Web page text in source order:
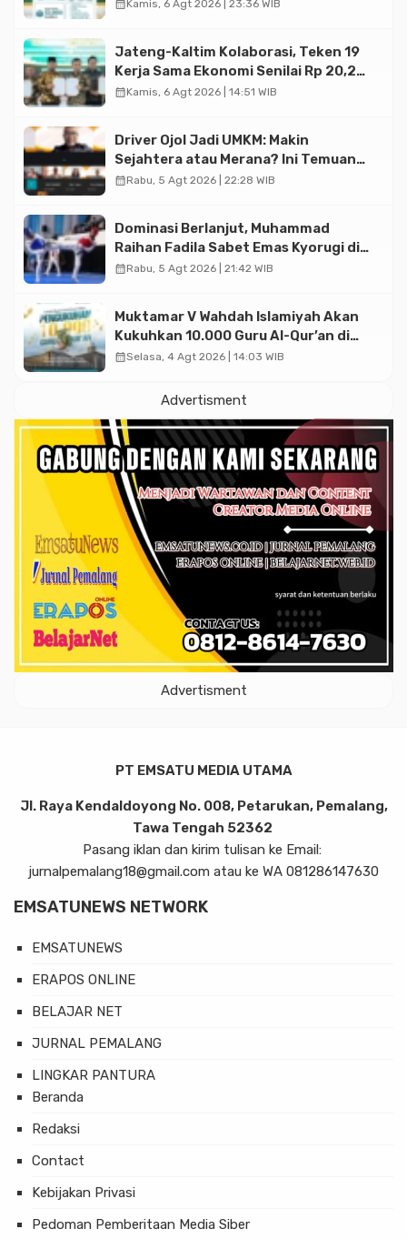
calendar_monthKamis, 6 Agt 2026 | 23:36 WIB
Jateng-Kaltim Kolaborasi, Teken 19
Kerja Sama Ekonomi Senilai Rp 20,2
Triliun
calendar_monthKamis, 6 Agt 2026 | 14:51 WIB
Driver Ojol Jadi UMKM: Makin
Sejahtera atau Merana? Ini Temuan
Diskusi Paramadina
calendar_monthRabu, 5 Agt 2026 | 22:28 WIB
Dominasi Berlanjut, Muhammad
Raihan Fadila Sabet Emas Kyorugi di
Asian Taekwondo Indonesia Open
calendar_monthRabu, 5 Agt 2026 | 21:42 WIB
Muktamar V Wahdah Islamiyah Akan
Kukuhkan 10.000 Guru Al-Qur’an di
Masjid Istiqlal
calendar_monthSelasa, 4 Agt 2026 | 14:03 WIB
Advertisment
Advertisment
PT EMSATU MEDIA UTAMA
Jl. Raya Kendaldoyong No. 008, Petarukan, Pemalang,
Tawa Tengah 52362
Pasang iklan dan kirim tulisan ke Email:
jurnalpemalang18@gmail.com atau ke WA 081286147630
EMSATUNEWS NETWORK
EMSATUNEWS
ERAPOS ONLINE
BELAJAR NET
JURNAL PEMALANG
LINGKAR PANTURA
Beranda
Redaksi
Contact
Kebijakan Privasi
Pedoman Pemberitaan Media Siber